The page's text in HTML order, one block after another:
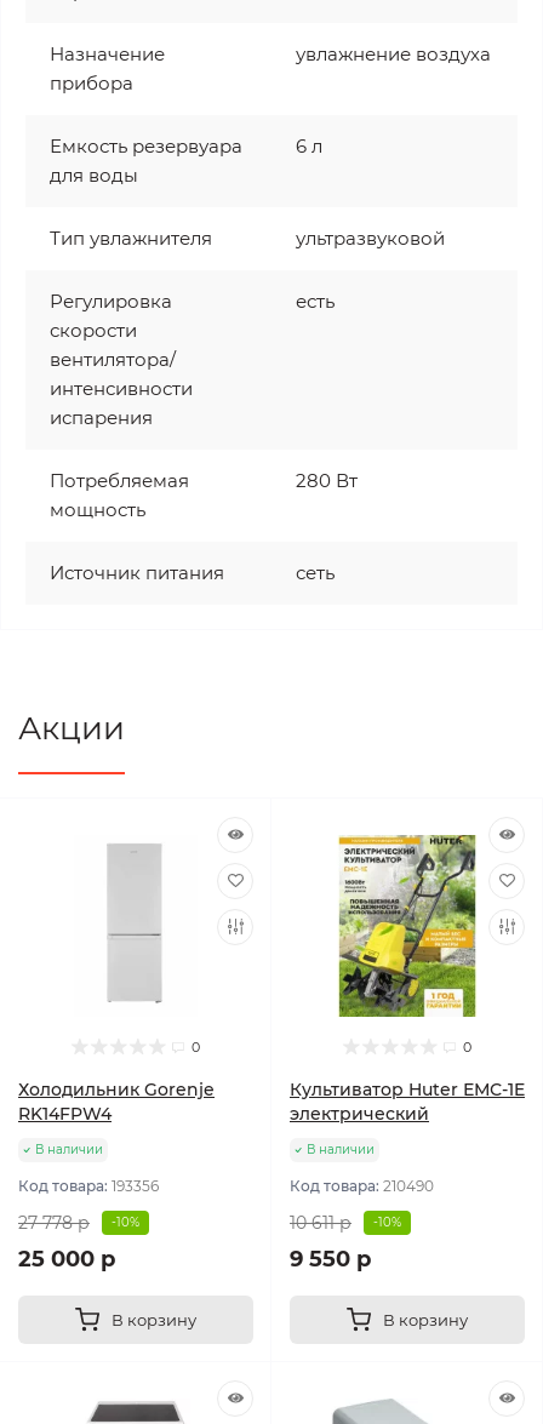
Назначение
прибора
увлажнение воздуха
Емкость резервуара
для воды
6 л
Тип увлажнителя ультразвуковой
Регулировка
скорости
вентилятора/
интенсивности
испарения
есть
Потребляемая
мощность
280 Вт
Источник питания сеть
Акции
0
Холодильник Gorenje
RK14FPW4
В наличии
Код товара: 193356
27 778 р -10%
25 000 р
В корзину
0
Культиватор Huter ЕМС-1E
электрический
В наличии
Код товара: 210490
10 611 р -10%
9 550 р
В корзину